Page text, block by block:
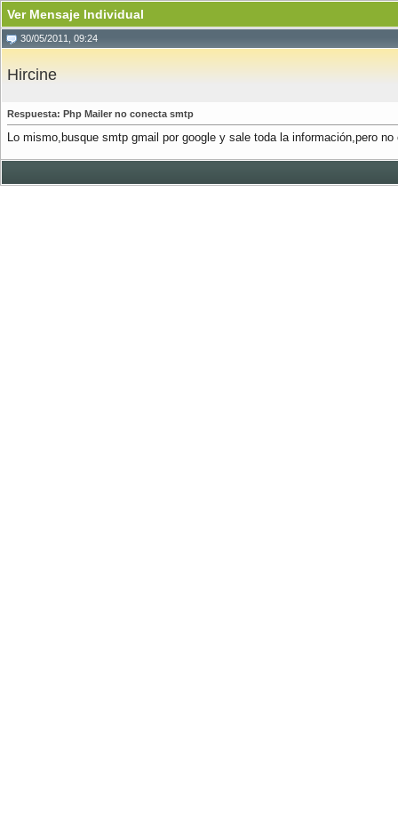
Ver Mensaje Individual
30/05/2011, 09:24
Hircine
Respuesta: Php Mailer no conecta smtp
Lo mismo,busque smtp gmail por google y sale toda la información,pero